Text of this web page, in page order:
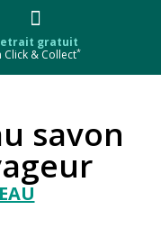
gratuit
Click & Collect*
savon